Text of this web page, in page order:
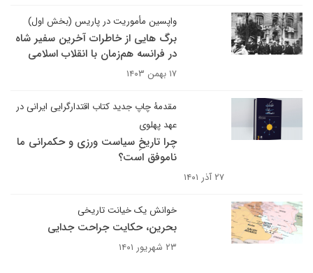
واپسین مأموریت در پاریس (بخش اول)
برگ هایی از خاطرات آخرین سفیر شاه
در فرانسه هم‌زمان با انقلاب اسلامی
۱۷ بهمن ۱۴۰۳
مقدمۀ چاپ جدید کتاب اقتدارگرایی ایرانی در
عهد پهلوی
چرا تاریخِ سیاست ورزی و حکمرانی ما
ناموفق است؟
۲۷ آذر ۱۴۰۱
خوانش یک خیانت تاریخی
بحرین، حکایت جراحت جدایی
۲۳ شهریور ۱۴۰۱